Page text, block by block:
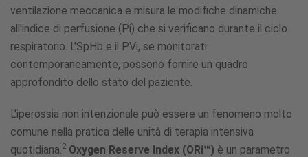
ventilazione meccanica e misura le modifiche dinamiche
all'indice di perfusione (Pi) che si verificano durante il ciclo
respiratorio. L'SpHb e il PVi, se monitorati
contemporaneamente, possono fornire un quadro
approfondito dello stato del paziente.
L'iperossia non intenzionale può essere un fenomeno molto
comune nella pratica delle unità di terapia intensiva
quotidiana.2 Oxygen Reserve Index (ORi™) è un parametro